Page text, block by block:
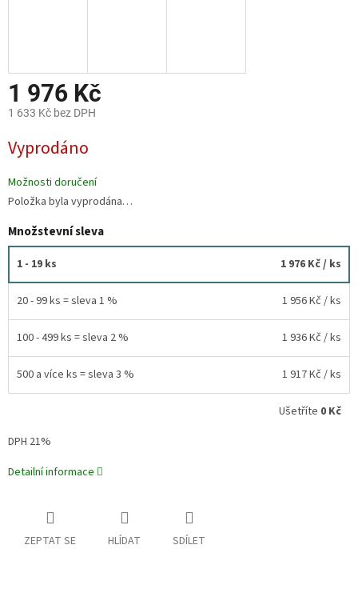
1 976 Kč
1 633 Kč bez DPH
cena:
Vyprodáno
Možnosti doručení
Položka byla vyprodána…
Množstevní sleva
1 - 19 ks 1 976 Kč/ ks
20 - 99 ks = sleva 1 % 1 956 Kč / ks
100 - 499 ks = sleva 2 % 1 936 Kč / ks
500 a více ks = sleva 3 % 1 917 Kč / ks
Ušetříte 0 Kč
DPH 21%
Detailní informace
ZEPTAT SE HLÍDAT SDÍLET